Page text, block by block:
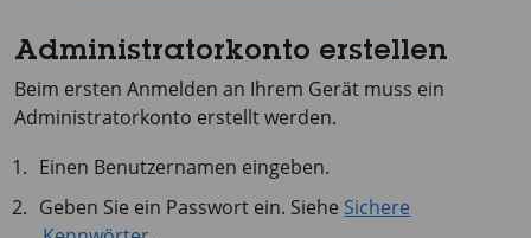
Administratorkonto erstellen
Beim ersten Anmelden an Ihrem Gerät muss ein
Administratorkonto erstellt werden.
Einen Benutzernamen eingeben.
Geben Sie ein Passwort ein. Siehe Sichere